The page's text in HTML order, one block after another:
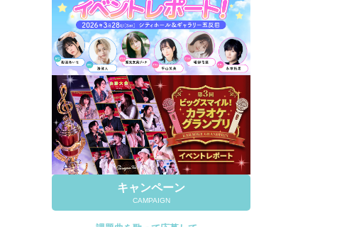
家族や友達と一緒に！練習にも！
キャンペーン
CAMPAIGN